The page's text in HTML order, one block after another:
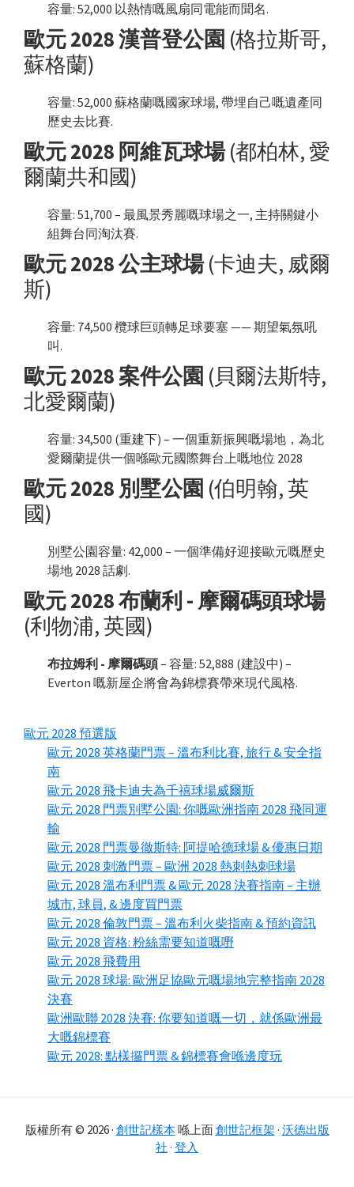
容量: 52,000 以熱情嘅風扇同電能而聞名.
歐元 2028 漢普登公園 (格拉斯哥,
蘇格蘭)
容量: 52,000 蘇格蘭嘅國家球場, 帶埋自己嘅遺產同
歷史去比賽.
歐元 2028 阿維瓦球場(都柏林, 愛
爾蘭共和國)
容量: 51,700 – 最風景秀麗嘅球場之一, 主持關鍵小
組舞台同淘汰賽.
歐元 2028 公主球場(卡迪夫, 威爾
斯)
容量: 74,500 欖球巨頭轉足球要塞 —— 期望氣氛吼
叫.
歐元 2028 案件公園 (貝爾法斯特,
北愛爾蘭)
容量: 34,500 (重建下) – 一個重新振興嘅場地，為北
愛爾蘭提供一個喺歐元國際舞台上嘅地位 2028
歐元 2028 別墅公園 (伯明翰, 英
國)
別墅公園容量: 42,000 – 一個準備好迎接歐元嘅歷史
場地 2028 話劇.
歐元 2028 布蘭利 - 摩爾碼頭球場
(利物浦, 英國)
布拉姆利 - 摩爾碼頭– 容量: 52,888 (建設中) –
Everton 嘅新屋企將會為錦標賽帶來現代風格.
歐元 2028 預選版
歐元 2028 英格蘭門票 – 溫布利比賽, 旅行 & 安全指
南
歐元 2028 飛卡迪夫為千禧球場威爾斯
歐元 2028 門票別墅公園: 你嘅歐洲指南 2028 飛同運
輸
歐元 2028 門票曼徹斯特: 阿提哈德球場 & 優惠日期
歐元 2028 刺激門票 – 歐洲 2028 熱刺熱刺球場
歐元 2028 溫布利門票 & 歐元 2028 決賽指南 – 主辦
城市, 球員, & 邊度買門票
歐元 2028 倫敦門票 – 溫布利火柴指南 & 預約資訊
歐元 2028 資格: 粉絲需要知道嘅嘢
歐元 2028 飛費用
歐元 2028 球場: 歐洲足協歐元嘅場地完整指南 2028
決賽
歐洲歐聯 2028 決賽: 你要知道嘅一切，就係歐洲最
大嘅錦標賽
歐元 2028: 點樣攞門票 & 錦標賽會喺邊度玩
版權所有 © 2026 · 創世記樣本喺上面創世記框架 · 沃德出版
社 · 登入